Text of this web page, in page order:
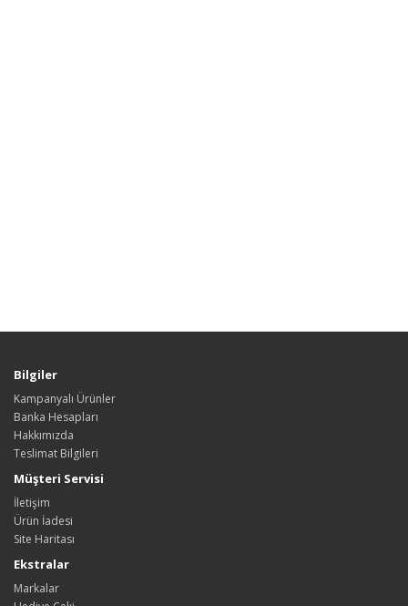
Bilgiler
Kampanyalı Ürünler
Banka Hesapları
Hakkımızda
Teslimat Bilgileri
Müşteri Servisi
İletişim
Ürün İadesi
Site Haritası
Ekstralar
Markalar